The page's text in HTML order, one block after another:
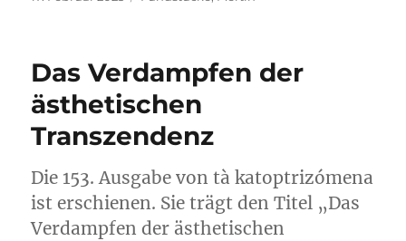
Das Verdampfen der
ästhetischen
Transzendenz
Die 153. Ausgabe von tà katoptrizómena
ist erschienen. Sie trägt den Titel „Das
Verdampfen der ästhetischen